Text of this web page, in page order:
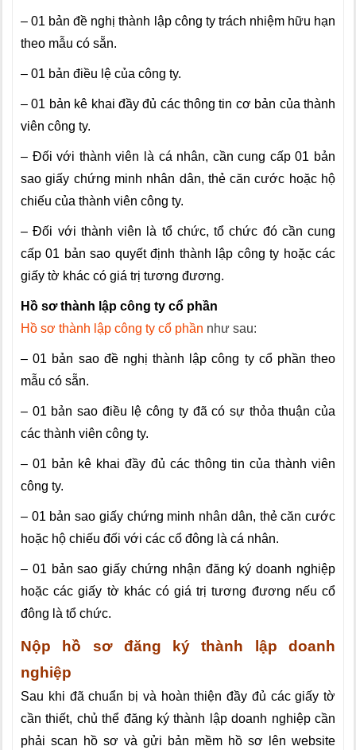
– 01 bản đề nghị thành lập công ty trách nhiệm hữu hạn
theo mẫu có sẵn.
– 01 bản điều lệ của công ty.
– 01 bản kê khai đầy đủ các thông tin cơ bản của thành
viên công ty.
– Đối với thành viên là cá nhân, cần cung cấp 01 bản
sao giấy chứng minh nhân dân, thẻ căn cước hoặc hộ
chiếu của thành viên công ty.
– Đối với thành viên là tổ chức, tổ chức đó cần cung
cấp 01 bản sao quyết định thành lập công ty hoặc các
giấy tờ khác có giá trị tương đương.
Hồ sơ thành lập công ty cổ phần
Hồ sơ thành lập công ty cổ phần như sau:
– 01 bản sao đề nghị thành lập công ty cổ phần theo
mẫu có sẵn.
– 01 bản sao điều lệ công ty đã có sự thỏa thuận của
các thành viên công ty.
– 01 bản kê khai đầy đủ các thông tin của thành viên
công ty.
– 01 bản sao giấy chứng minh nhân dân, thẻ căn cước
hoặc hộ chiếu đối với các cổ đông là cá nhân.
– 01 bản sao giấy chứng nhận đăng ký doanh nghiệp
hoặc các giấy tờ khác có giá trị tương đương nếu cổ
đông là tổ chức.
Nộp hồ sơ đăng ký thành lập doanh
nghiệp
Sau khi đã chuẩn bị và hoàn thiện đầy đủ các giấy tờ
cần thiết, chủ thể đăng ký thành lập doanh nghiệp cần
phải scan hồ sơ và gửi bản mềm hồ sơ lên website